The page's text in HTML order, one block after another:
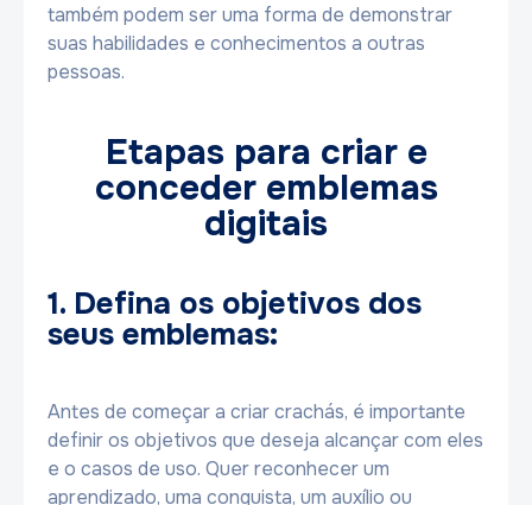
também podem ser uma forma de demonstrar
suas habilidades e conhecimentos a outras
pessoas.
Etapas para criar e
conceder emblemas
digitais
1. Defina os objetivos dos
seus emblemas:
Antes de começar a criar crachás, é importante
definir os objetivos que deseja alcançar com eles
e o casos de uso. Quer reconhecer um
aprendizado, uma conquista, um auxílio ou